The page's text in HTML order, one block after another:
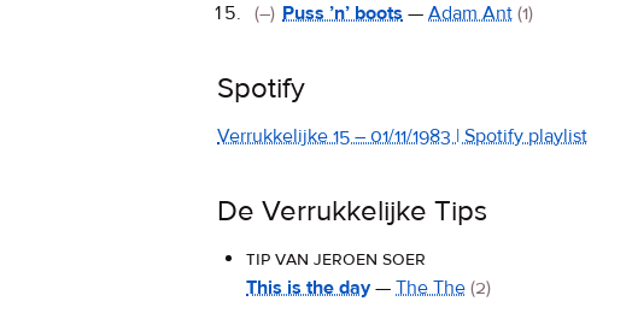
(–) Puss ’n’ boots — Adam Ant (1)
Spotify
Verrukkelijke 15 – 01/11/1983 | Spotify playlist
De Verrukkelijke Tips
tip van jeroen soer
This is the day— The The (2)